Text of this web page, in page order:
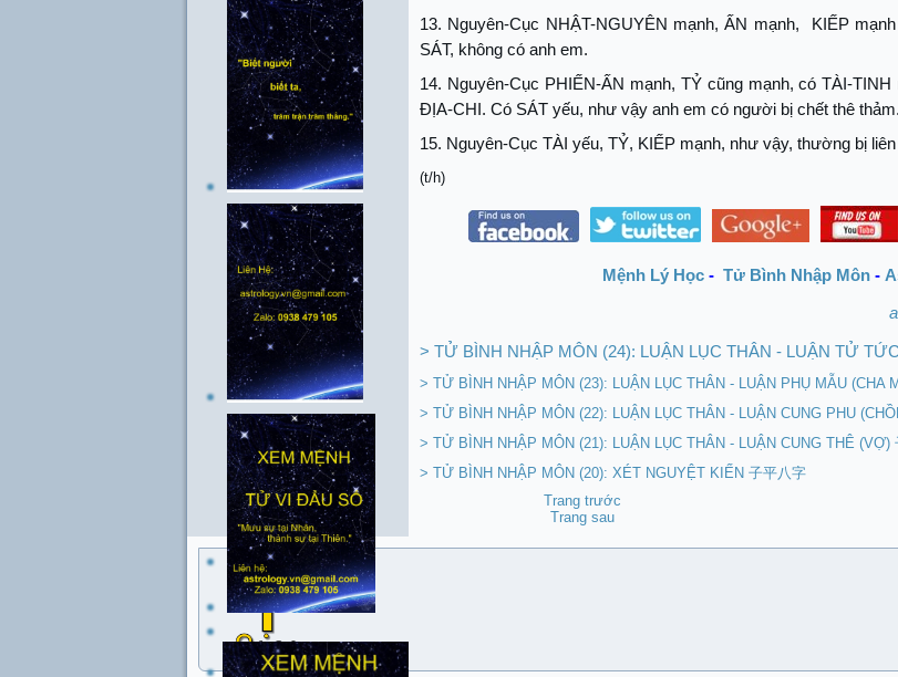
13. Nguyên-Cục NHẬT-NGUYÊN mạnh, ẤN mạnh,
KIẾP mạnh
SÁT, không có anh em.
14. Nguyên-Cục PHIẾN-ẤN mạnh, TỶ cũng mạnh, có TÀI-
ĐỊA-CHI. Có SÁT yếu, như vậy anh em có người bị chết thê thảm.
15. Nguyên-Cục TÀI yếu, TỶ, KIẾP mạnh, như vậy, thường bị
(t/h)
Mệnh Lý Học - Tử Bình Nhập Môn -
> TỬ BÌNH NHẬP MÔN (24): LUẬN LỤC THÂN - LUẬN TỬ
> TỬ BÌNH NHẬP MÔN (23): LUẬN LỤC THÂN - LUẬN PHỤ MẪU (CHA
> TỬ BÌNH NHẬP MÔN (22): LUẬN LỤC THÂN - LUẬN CUNG PHU
> TỬ BÌNH NHẬP MÔN (21): LUẬN LỤC THÂN - LUẬN CUNG THÊ (VỢ)
> TỬ BÌNH NHẬP MÔN (20): XÉT NGUYỆT KIẾN 子平八字
Trang trước
Trang sau